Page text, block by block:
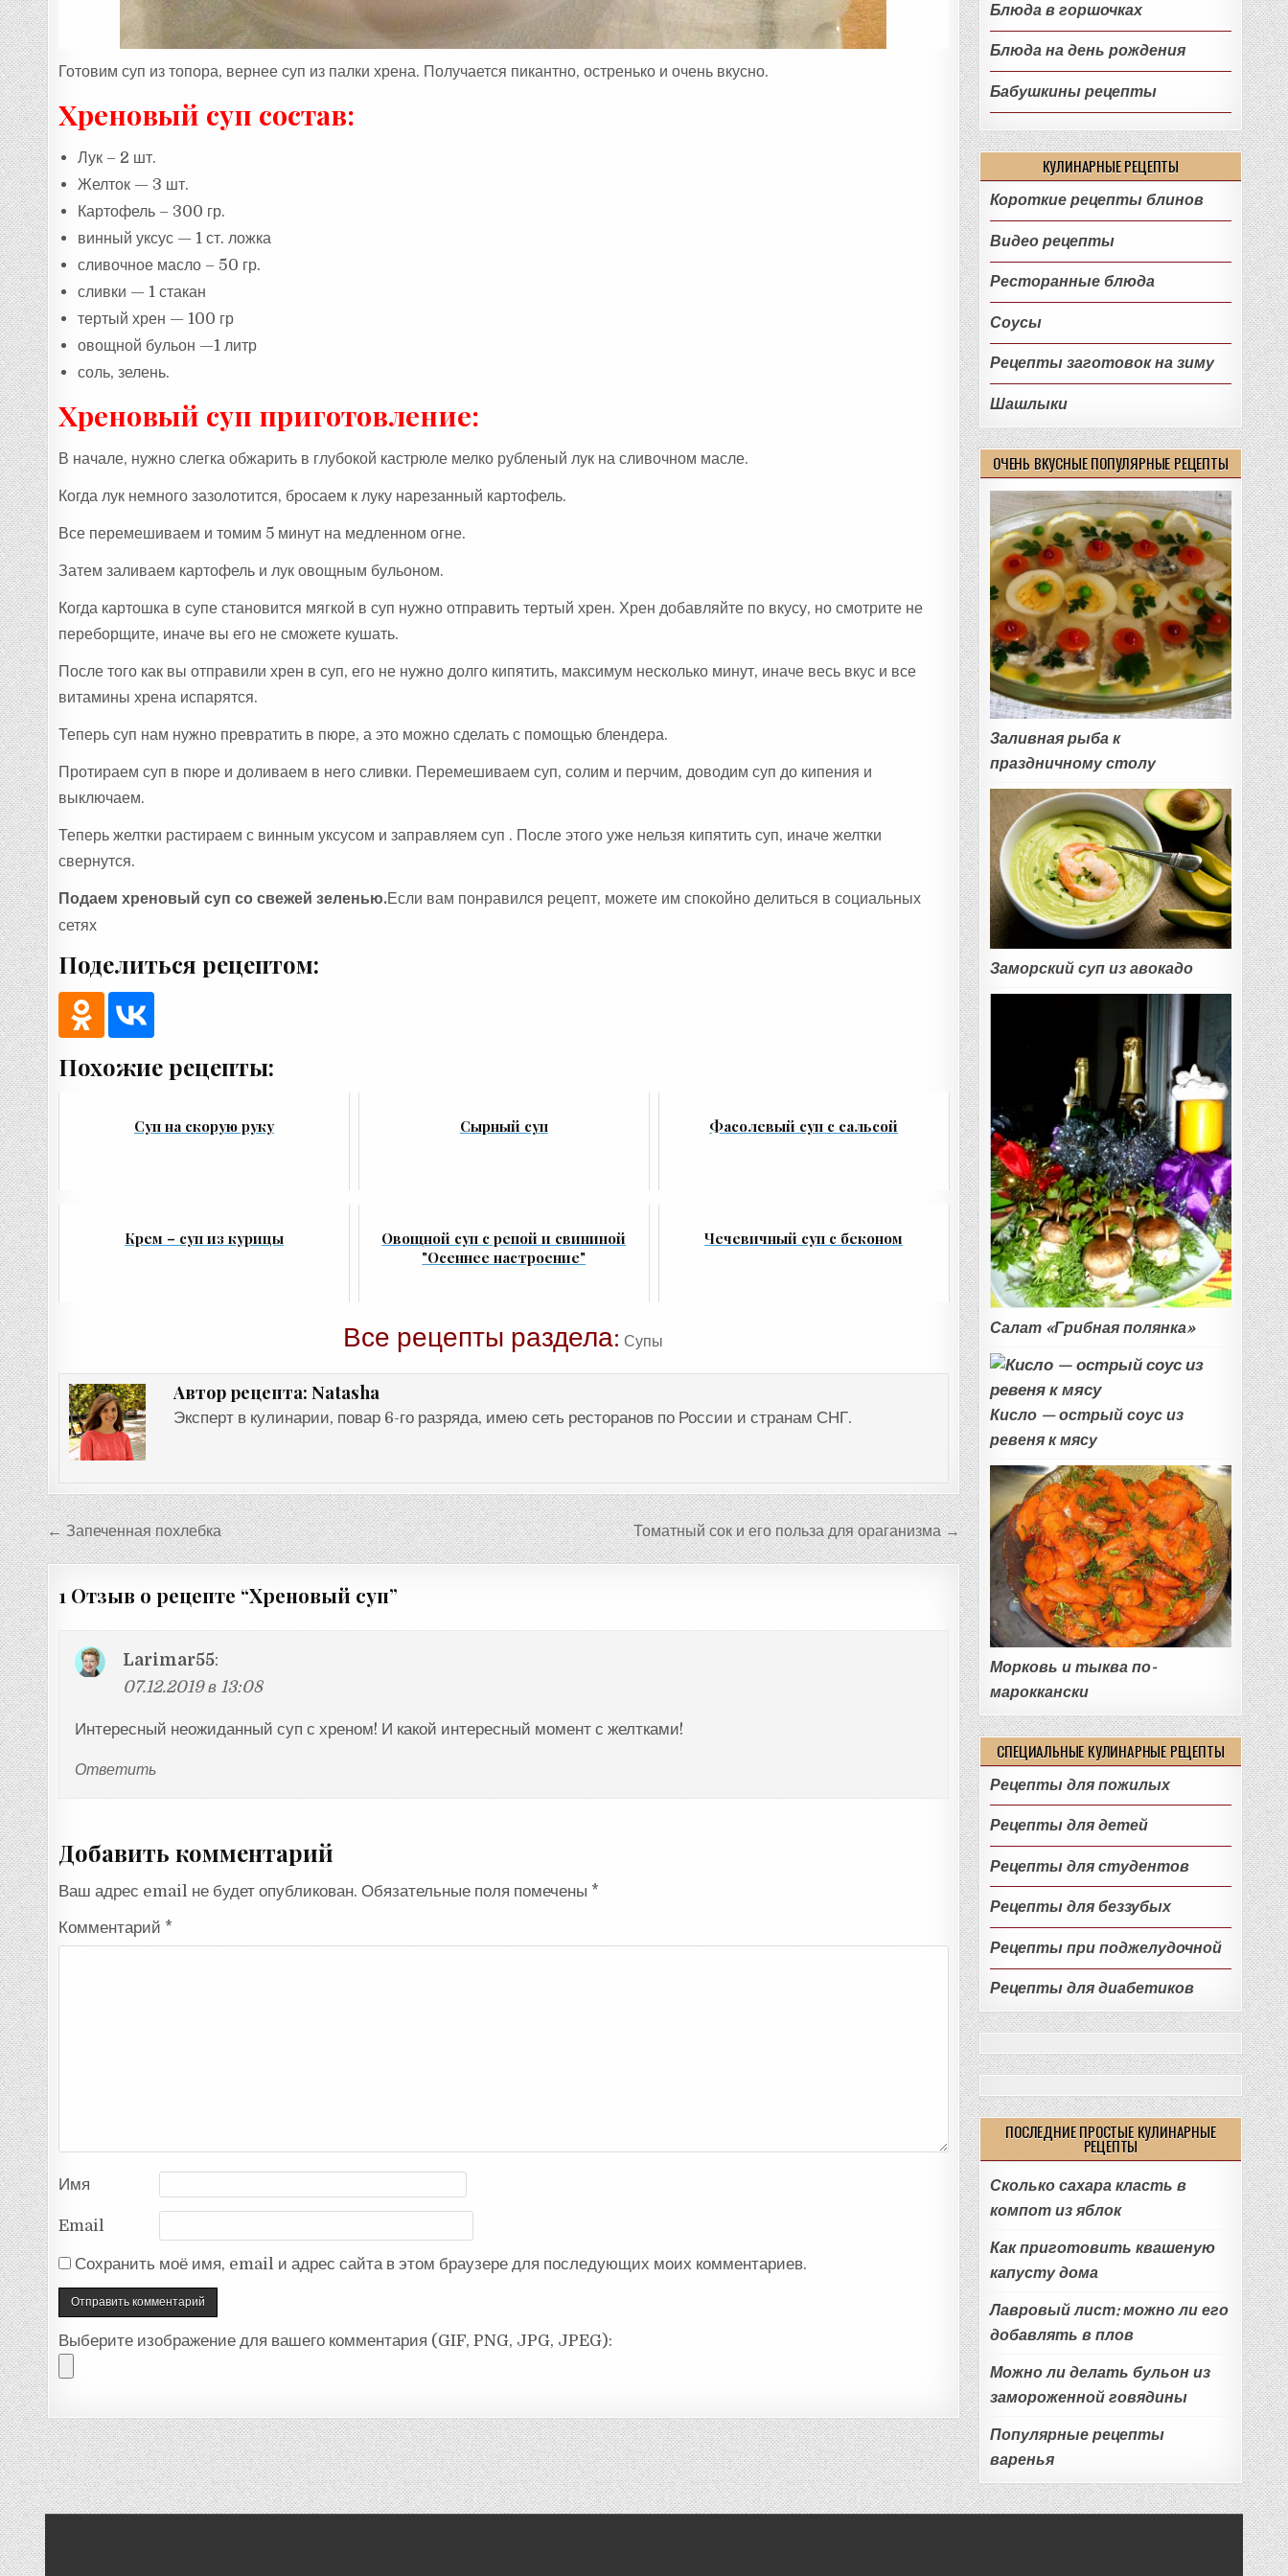
Готовим суп из топора, вернее суп из палки хрена. Получается пикантно, остренько и очень вкусно.
Хреновый суп состав:
Лук – 2 шт.
Желток — 3 шт.
Картофель – 300 гр.
винный уксус — 1 ст. ложка
сливочное масло – 50 гр.
сливки — 1 стакан
тертый хрен — 100 гр
овощной бульон —1 литр
соль, зелень.
Хреновый суп приготовление:
В начале, нужно слегка обжарить в глубокой кастрюле мелко рубленый лук на сливочном масле.
Когда лук немного зазолотится, бросаем к луку нарезанный картофель.
Все перемешиваем и томим 5 минут на медленном огне.
Затем заливаем картофель и лук овощным бульоном.
Когда картошка в супе становится мягкой в суп нужно отправить тертый хрен. Хрен добавляйте по вкусу, но смотрите не
переборщите, иначе вы его не сможете кушать.
После того как вы отправили хрен в суп, его не нужно долго кипятить, максимум несколько минут, иначе весь вкус и все
витамины хрена испарятся.
Теперь суп нам нужно превратить в пюре, а это можно сделать с помощью блендера.
Протираем суп в пюре и доливаем в него сливки. Перемешиваем суп, солим и перчим, доводим суп до кипения и
выключаем.
Теперь желтки растираем с винным уксусом и заправляем суп . После этого уже нельзя кипятить суп, иначе желтки
свернутся.
Подаем хреновый суп со свежей зеленью.Если вам понравился рецепт, можете им спокойно делиться в социальных
сетях
Поделиться рецептом:
Похожие рецепты:
Суп на скорую руку Сырный суп Фасолевый суп с сальсой
Крем – суп из курицы
Овощной суп с репой и свининой
"Осеннее настроение"
Чечевичный суп с беконом
Все рецепты раздела: Супы
Автор рецепта: Natasha
Эксперт в кулинарии, повар 6-го разряда, имею сеть ресторанов по России и странам СНГ.
Навигация
по
записям
← Запеченная похлебка Томатный сок и его польза для ораганизма →
1 Отзыв о рецепте “Хреновый суп”
Larimar55:
07.12.2019 в 13:08
Интересный неожиданный суп с хреном! И какой интересный момент с желтками!
Ответить
Добавить комментарий
Ваш адрес email не будет опубликован. Обязательные поля помечены *
Комментарий *
Имя
Email
Сохранить моё имя, email и адрес сайта в этом браузере для последующих моих комментариев.
Выберите изображение для вашего комментария (GIF, PNG, JPG, JPEG):
Блюда в горшочках
Блюда на день рождения
Бабушкины рецепты
КУЛИНАРНЫЕ РЕЦЕПТЫ
Короткие рецепты блинов
Видео рецепты
Ресторанные блюда
Соусы
Рецепты заготовок на зиму
Шашлыки
ОЧЕНЬ ВКУСНЫЕ ПОПУЛЯРНЫЕ РЕЦЕПТЫ
Заливная рыба к
праздничному столу
Заморский суп из авокадо
Салат «Грибная полянка»
Кисло — острый соус из
ревеня к мясу
Морковь и тыква по-
мароккански
СПЕЦИАЛЬНЫЕ КУЛИНАРНЫЕ РЕЦЕПТЫ
Рецепты для пожилых
Рецепты для детей
Рецепты для студентов
Рецепты для беззубых
Рецепты при поджелудочной
Рецепты для диабетиков
ПОСЛЕДНИЕ ПРОСТЫЕ КУЛИНАРНЫЕ
РЕЦЕПТЫ
Сколько сахара класть в
компот из яблок
Как приготовить квашеную
капусту дома
Лавровый лист: можно ли его
добавлять в плов
Можно ли делать бульон из
замороженной говядины
Популярные рецепты
варенья